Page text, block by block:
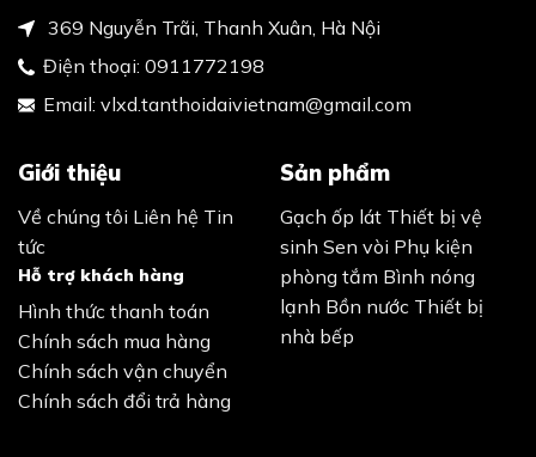
369 Nguyễn Trãi, Thanh Xuân, Hà Nội
Điện thoại: 0911772198
Email: vlxd.tanthoidaivietnam@gmail.com
Giới thiệu
Về chúng tôi Liên hệ Tin
tức
Hỗ trợ khách hàng
Hình thức thanh toán
Chính sách mua hàng
Chính sách vận chuyển
Chính sách đổi trả hàng
Sản phẩm
Gạch ốp lát Thiết bị vệ
sinh Sen vòi Phụ kiện
phòng tắm Bình nóng
lạnh Bồn nước Thiết bị
nhà bếp